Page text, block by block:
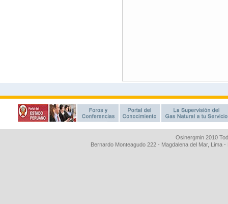
Osinergmin 2010
Bernardo Monteagudo 222 - Magdalena del Mar, Lima